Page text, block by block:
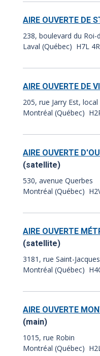
AIRE OUVERTE DE
238, boulevard du Roi-
Laval (Québec) H7L
AIRE OUVERTE DE
205, rue Jarry Est,
Montréal (Québec)
AIRE OUVERTE
(satellite)
530, avenue Querbes
Montréal (Québec)
AIRE OUVERTE
(satellite)
3181, rue Saint-
Montréal (Québec)
AIRE OUVERTE
(main)
1015, rue Robin
Montréal (Québec)